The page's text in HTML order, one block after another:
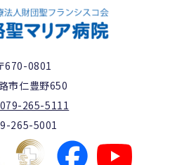
670-0801
市仁豊野650
079-265-5111
265-5001